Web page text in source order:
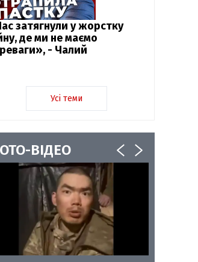
затягнули у жорстку
де ми не маємо
- Чалий
Усі теми
ВІДЕО